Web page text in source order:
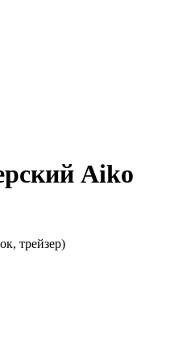
Aiko
трейзер)